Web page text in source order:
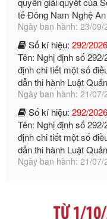
Số kí hiệu:292/
Tên: Nghị định số
dẫn thi hành Luật
Ngày ban hành: 21/07/
Số kí hiệu: 292/
Tên: Nghị định số
dẫn thi hành Luật
Ngày ban hành: 21/07/
Số kí hiệu: 105/
Tên: Thông tư số 105/
Ngày ban hành: 21/